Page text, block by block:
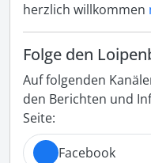
herzlich willkommen
Folge den
Auf folgenden
den Berichten und
Seite:
Facebook